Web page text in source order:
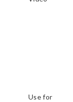
Use for